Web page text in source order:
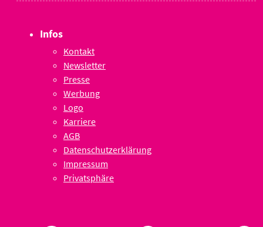
Infos
Kontakt
Newsletter
Presse
Werbung
Logo
Karriere
AGB
Datenschutzerklärung
Impressum
Privatsphäre